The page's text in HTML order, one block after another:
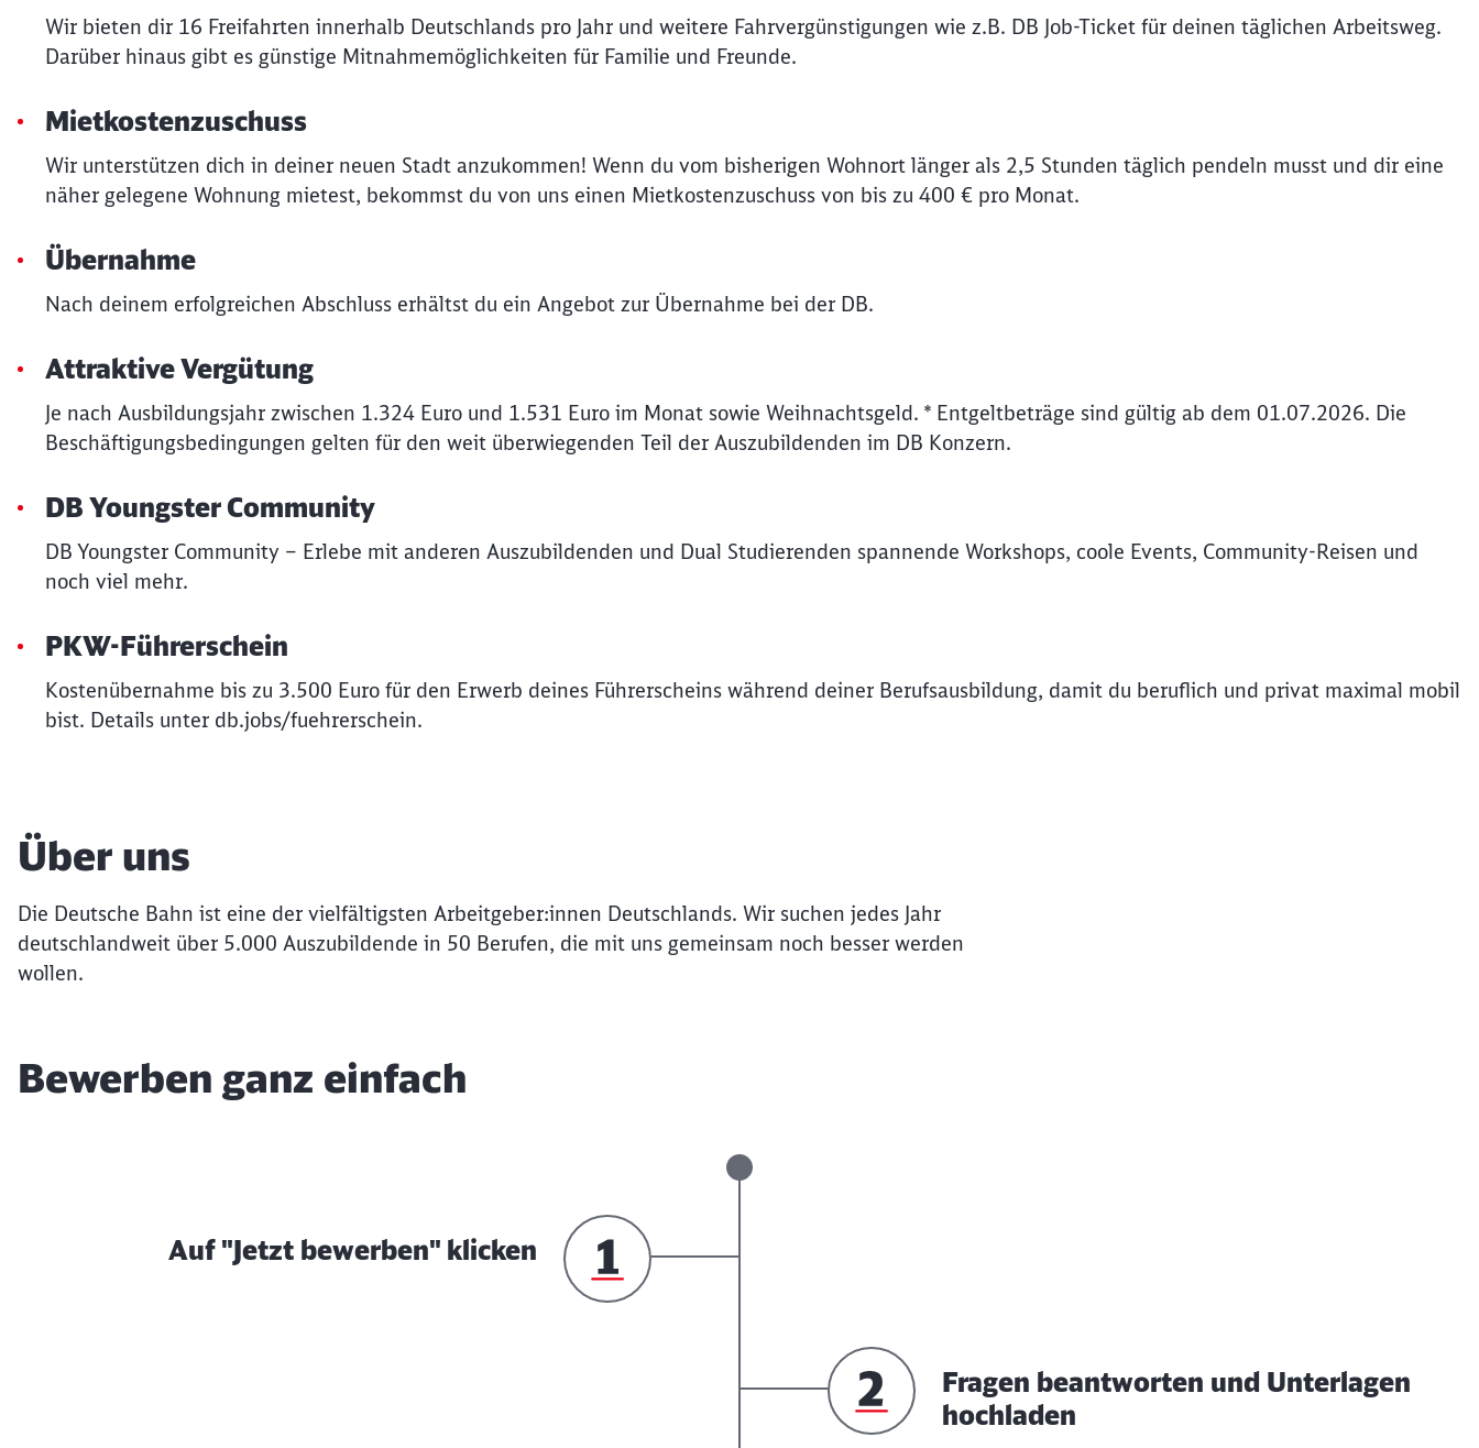
Wir bieten dir 16 Freifahrten innerhalb Deutschlands pro Jahr und weitere Fahrvergünstigungen wie z.B. DB Job-Ticket für deinen täglichen Arbeitsweg.
Darüber hinaus gibt es günstige Mitnahmemöglichkeiten für Familie und Freunde.
Mietkostenzuschuss
Wir unterstützen dich in deiner neuen Stadt anzukommen! Wenn du vom bisherigen Wohnort länger als 2,5 Stunden täglich pendeln musst und dir eine
näher gelegene Wohnung mietest, bekommst du von uns einen Mietkostenzuschuss von bis zu 400 € pro Monat.
Übernahme
Nach deinem erfolgreichen Abschluss erhältst du ein Angebot zur Übernahme bei der DB.
Attraktive Vergütung
Je nach Ausbildungsjahr zwischen 1.324 Euro und 1.531 Euro im Monat sowie Weihnachtsgeld. * Entgeltbeträge sind gültig ab dem 01.07.2026. Die
Beschäftigungsbedingungen gelten für den weit überwiegenden Teil der Auszubildenden im DB Konzern.
DB Youngster Community
DB Youngster Community – Erlebe mit anderen Auszubildenden und Dual Studierenden spannende Workshops, coole Events, Community-Reisen und
noch viel mehr.
PKW-Führerschein
Kostenübernahme bis zu 3.500 Euro für den Erwerb deines Führerscheins während deiner Berufsausbildung, damit du beruflich und privat maximal mobil
bist. Details unter db.jobs/fuehrerschein.
Über uns
Die Deutsche Bahn ist eine der vielfältigsten Arbeitgeber:innen Deutschlands. Wir suchen jedes Jahr
deutschlandweit über 5.000 Auszubildende in 50 Berufen, die mit uns gemeinsam noch besser werden
wollen.
Bewerben ganz einfach
Auf "Jetzt bewerben" klicken
Fragen beantworten und Unterlagen
hochladen